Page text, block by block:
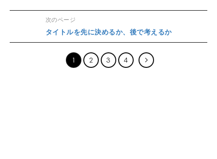
次のページ
タイトルを先に決めるか、後で考えるか
1 2 3 4